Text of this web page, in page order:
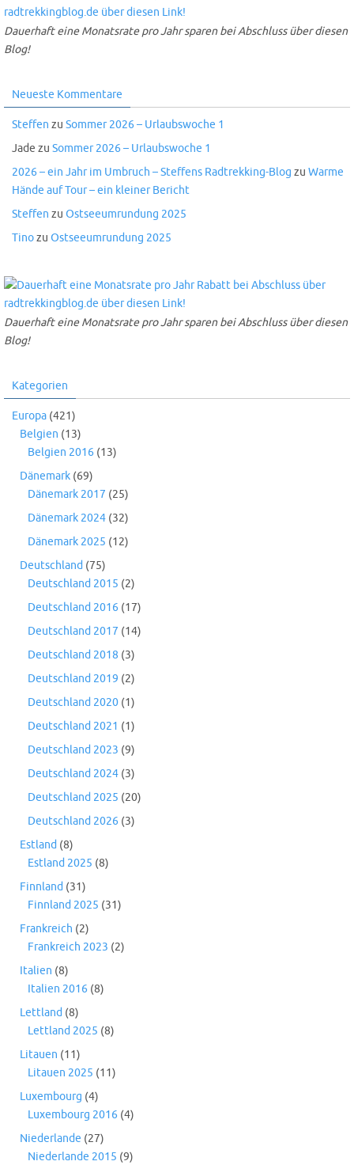
Dauerhaft eine Monatsrate pro Jahr sparen bei Abschluss über diesen
Blog!
Neueste Kommentare
Steffen zu Sommer 2026 – Urlaubswoche 1
Jade zu Sommer 2026 – Urlaubswoche 1
2026 – ein Jahr im Umbruch – Steffens Radtrekking-Blog zu Warme
Hände auf Tour – ein kleiner Bericht
Steffen zu Ostseeumrundung 2025
Tinozu Ostseeumrundung 2025
Dauerhaft eine Monatsrate pro Jahr sparen bei Abschluss über diesen
Blog!
Kategorien
Europa (421)
Belgien (13)
Belgien 2016 (13)
Dänemark (69)
Dänemark 2017 (25)
Dänemark 2024 (32)
Dänemark 2025 (12)
Deutschland (75)
Deutschland 2015 (2)
Deutschland 2016 (17)
Deutschland 2017 (14)
Deutschland 2018 (3)
Deutschland 2019 (2)
Deutschland 2020 (1)
Deutschland 2021 (1)
Deutschland 2023 (9)
Deutschland 2024 (3)
Deutschland 2025 (20)
Deutschland 2026 (3)
Estland (8)
Estland 2025 (8)
Finnland (31)
Finnland 2025 (31)
Frankreich (2)
Frankreich 2023 (2)
Italien (8)
Italien 2016 (8)
Lettland (8)
Lettland 2025 (8)
Litauen (11)
Litauen 2025 (11)
Luxembourg (4)
Luxembourg 2016 (4)
Niederlande (27)
Niederlande 2015 (9)